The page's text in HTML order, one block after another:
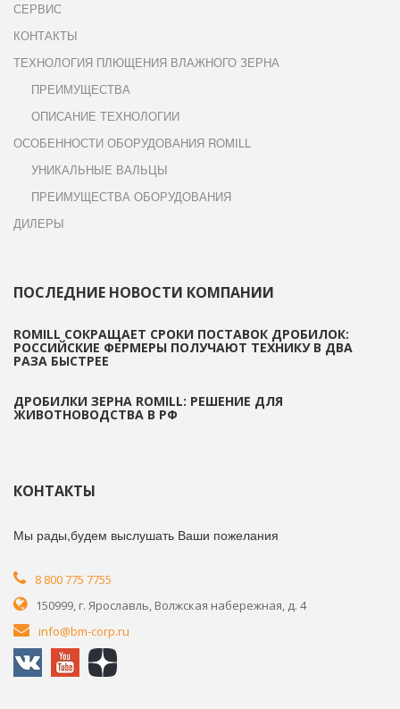
СЕРВИС
КОНТАКТЫ
ТЕХНОЛОГИЯ ПЛЮЩЕНИЯ ВЛАЖНОГО ЗЕРНА
ПРЕИМУЩЕСТВА
ОПИСАНИЕ ТЕХНОЛОГИИ
ОСОБЕННОСТИ ОБОРУДОВАНИЯ ROMILL
УНИКАЛЬНЫЕ ВАЛЬЦЫ
ПРЕИМУЩЕСТВА ОБОРУДОВАНИЯ
ДИЛЕРЫ
ПОСЛЕДНИЕ НОВОСТИ КОМПАНИИ
ROMILL СОКРАЩАЕТ СРОКИ ПОСТАВОК ДРОБИЛОК:
РОССИЙСКИЕ ФЕРМЕРЫ ПОЛУЧАЮТ ТЕХНИКУ В ДВА
РАЗА БЫСТРЕЕ
ДРОБИЛКИ ЗЕРНА ROMILL: РЕШЕНИЕ ДЛЯ
ЖИВОТНОВОДСТВА В РФ
КОНТАКТЫ
Мы рады,будем выслушать Ваши пожелания
8 800 775 7755
150999, г. Ярославль, Волжская набережная, д. 4
info@bm-corp.ru